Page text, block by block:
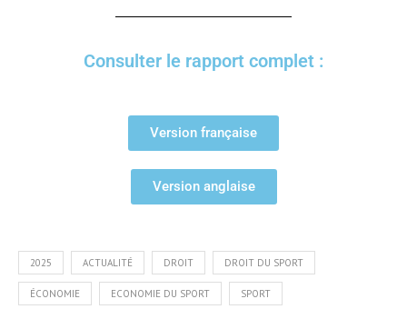
Consulter le rapport complet :
Version française
Version anglaise
2025 ACTUALITÉ DROIT DROIT DU SPORT
ÉCONOMIE ECONOMIE DU SPORT SPORT